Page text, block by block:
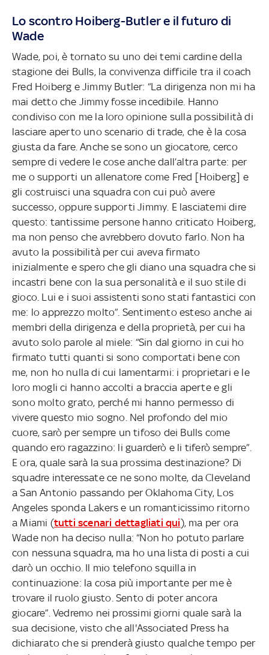
Lo scontro Hoiberg-Butler e il futuro di
Wade
Wade, poi, è tornato su uno dei temi cardine della
stagione dei Bulls, la convivenza difficile tra il coach
Fred Hoiberg e Jimmy Butler: “La dirigenza non mi ha
mai detto che Jimmy fosse incedibile. Hanno
condiviso con me la loro opinione sulla possibilità di
lasciare aperto uno scenario di trade, che è la cosa
giusta da fare. Anche se sono un giocatore, cerco
sempre di vedere le cose anche dall’altra parte: per
me o supporti un allenatore come Fred [Hoiberg] e
gli costruisci una squadra con cui può avere
successo, oppure supporti Jimmy. E lasciatemi dire
questo: tantissime persone hanno criticato Hoiberg,
ma non penso che avrebbero dovuto farlo. Non ha
avuto la possibilità per cui aveva firmato
inizialmente e spero che gli diano una squadra che si
incastri bene con la sua personalità e il suo stile di
gioco. Lui e i suoi assistenti sono stati fantastici con
me: lo apprezzo molto”. Sentimento esteso anche ai
membri della dirigenza e della proprietà, per cui ha
avuto solo parole al miele: “Sin dal giorno in cui ho
firmato tutti quanti si sono comportati bene con
me, non ho nulla di cui lamentarmi: i proprietari e le
loro mogli ci hanno accolti a braccia aperte e gli
sono molto grato, perché mi hanno permesso di
vivere questo mio sogno. Nel profondo del mio
cuore, sarò per sempre un tifoso dei Bulls come
quando ero ragazzino: li guarderò e li tiferò sempre”.
E ora, quale sarà la sua prossima destinazione? Di
squadre interessate ce ne sono molte, da Cleveland
a San Antonio passando per Oklahoma City, Los
Angeles sponda Lakers e un romanticissimo ritorno
a Miami (tutti scenari dettagliati qui), ma per ora
Wade non ha deciso nulla: “Non ho potuto parlare
con nessuna squadra, ma ho una lista di posti a cui
darò un occhio. Il mio telefono squilla in
continuazione: la cosa più importante per me è
trovare il ruolo giusto. Sento di poter ancora
giocare”. Vedremo nei prossimi giorni quale sarà la
sua decisione, visto che all'Associated Press ha
dichiarato che si prenderà giusto qualche tempo per